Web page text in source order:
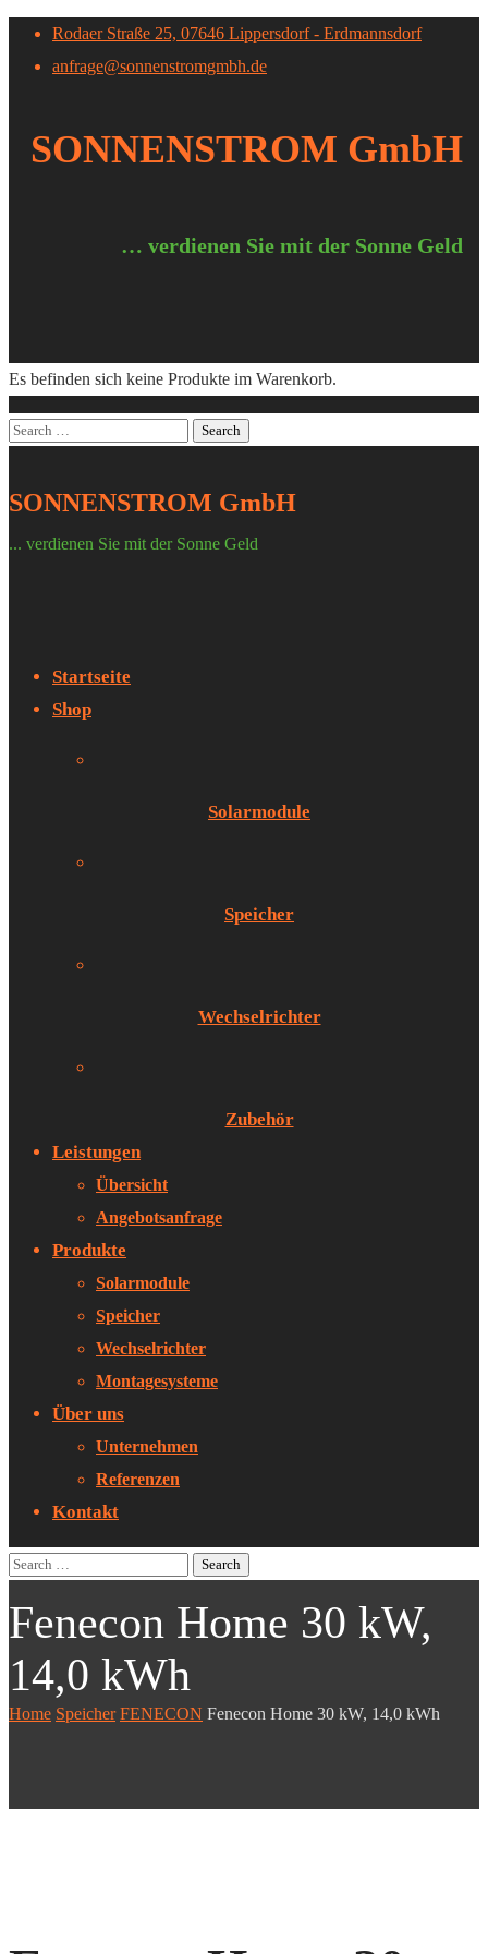
Rodaer Straße 25, 07646 Lippersdorf - Erdmannsdorf
anfrage@sonnenstromgmbh.de
SONNENSTROM GmbH
… verdienen Sie mit der Sonne Geld
Es befinden sich keine Produkte im Warenkorb.
SONNENSTROM GmbH
... verdienen Sie mit der Sonne Geld
Startseite
Shop
Solarmodule
Speicher
Wechselrichter
Zubehör
Leistungen
Übersicht
Angebotsanfrage
Produkte
Solarmodule
Speicher
Wechselrichter
Montagesysteme
Über uns
Unternehmen
Referenzen
Kontakt
Fenecon Home 30 kW,
14,0 kWh
Home Speicher FENECON Fenecon Home 30 kW, 14,0 kWh